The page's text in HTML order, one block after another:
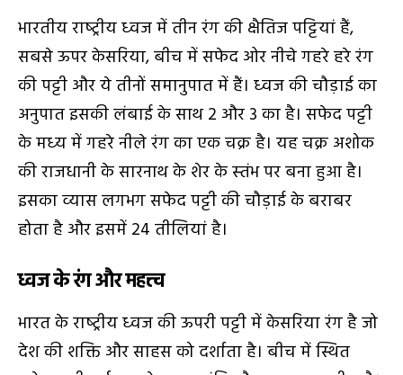
भारतीय राष्‍ट्रीय ध्‍वज में तीन रंग की क्षैतिज पट्टियां हैं,
सबसे ऊपर केसरिया, बीच में सफेद ओर नीचे गहरे हरे रंग
की प‍ट्टी और ये तीनों समानुपात में हैं। ध्‍वज की चौड़ाई का
अनुपात इसकी लंबाई के साथ 2 और 3 का है। सफेद पट्टी
के मध्‍य में गहरे नीले रंग का एक चक्र है। यह चक्र अशोक
की राजधानी के सारनाथ के शेर के स्‍तंभ पर बना हुआ है।
इसका व्‍यास लगभग सफेद पट्टी की चौड़ाई के बराबर
होता है और इसमें 24 तीलियां है।
ध्‍वज के रंग और महत्त्व
भारत के राष्‍ट्रीय ध्‍वज की ऊपरी पट्टी में केसरिया रंग है जो
देश की शक्ति और साहस को दर्शाता है। बीच में स्थित